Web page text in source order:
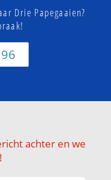
Drie Papegaaien?
achter en we